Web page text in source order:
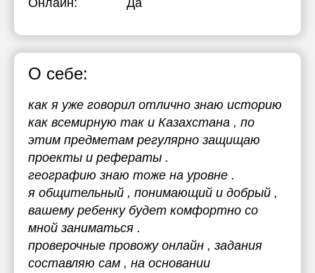
Онлайн: Да
О себе:
как я уже говорил отлично знаю историю
как всемирную так и Казахстана , по
этим предметам регулярно защищаю
проекты и рефераты .
географию знаю тоже на уровне .
я общительный , понимающий и добрый ,
вашему ребенку будет комфортно со
мной заниматься .
проверочные провожу онлайн , задания
составляю сам , на основании